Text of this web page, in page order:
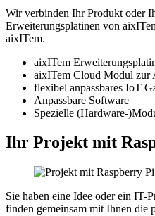
Wir verbinden Ihr Produkt oder
Erweiterungsplatinen von
aixITem.
aixITem
aixITem Cloud Modul zur
flexibel anpassbares IoT
Anpassbare Software
Spezielle (Hardware-
Ihr Projekt mit
Sie haben eine Idee oder ein IT-
finden gemeinsam mit Ihnen die